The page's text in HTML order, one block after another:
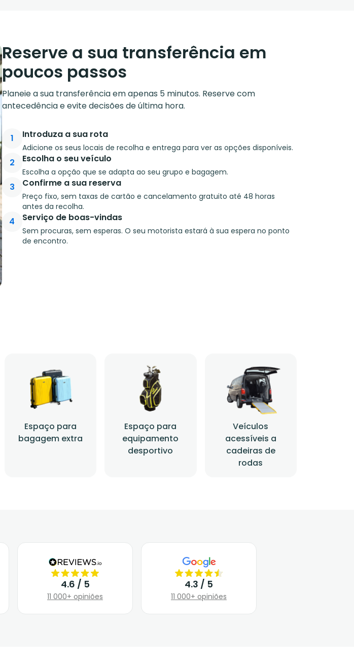
Reserve a sua transferência em
poucos passos
Planeie a sua transferência em apenas 5 minutos. Reserve com
antecedência e evite decisões de última hora.
1 Introduza a sua rota
Adicione os seus locais de recolha e entrega para ver as opções disponíveis.
2 Escolha o seu veículo
Escolha a opção que se adapta ao seu grupo e bagagem.
3 Confirme a sua reserva
Preço fixo, sem taxas de cartão e cancelamento gratuito até 48 horas
antes da recolha.
4 Serviço de boas-vindas
Sem procuras, sem esperas. O seu motorista estará à sua espera no ponto
de encontro.
Espaço para
bagagem extra
Espaço para
equipamento
desportivo
Veículos
acessíveis a
cadeiras de
rodas
4.6 / 5
11 000+ opiniões
4.3 / 5
11 000+ opiniões